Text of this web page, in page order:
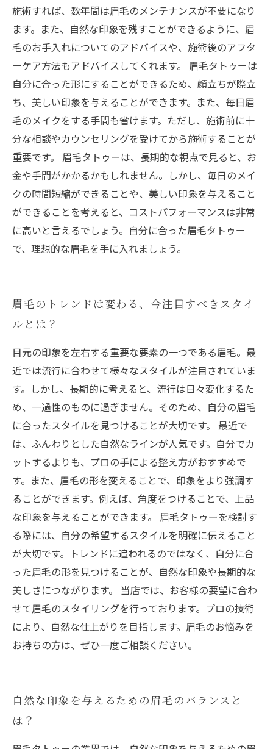
施術すれば、数年間は眉毛のメンテナンスが不要になり
ます。また、自然な印象を残すことができるように、眉
毛のお手入れについてのアドバイスや、施術後のアフタ
ーケア方法もアドバイスしてくれます。 眉毛タトゥーは
自分に合った形にすることができるため、顔立ちが際立
ち、美しい印象を与えることができます。また、毎日眉
毛のメイクをする手間も省けます。ただし、施術前に十
分な相談やカウンセリングを受けてから施術することが
重要です。 眉毛タトゥーは、長期的な視点で見ると、お
金や手間がかかるかもしれません。しかし、毎日のメイ
クの時間短縮ができることや、美しい印象を与えること
ができることを考えると、コストパフォーマンスは非常
に高いと言えるでしょう。自分に合った眉毛タトゥー
で、理想的な眉毛を手に入れましょう。
眉毛のトレンドは変わる、今注目すべきスタイ
ルとは？
目元の印象を左右する重要な要素の一つである眉毛。最
近では流行に合わせて様々なスタイルが注目されていま
す。しかし、長期的に考えると、流行は日々変化するた
め、一過性のものに過ぎません。そのため、自分の眉毛
に合ったスタイルを見つけることが大切です。 最近で
は、ふんわりとした自然なラインが人気です。自分でカ
ットするよりも、プロの手による整え方がおすすめで
す。また、眉毛の形を変えることで、印象をより強調す
ることができます。例えば、角度をつけることで、上品
な印象を与えることができます。 眉毛タトゥーを検討す
る際には、自分の希望するスタイルを明確に伝えること
が大切です。トレンドに追われるのではなく、自分に合
った眉毛の形を見つけることが、自然な印象や長期的な
美しさにつながります。 当店では、お客様の要望に合わ
せて眉毛のスタイリングを行っております。プロの技術
により、自然な仕上がりを目指します。眉毛のお悩みを
お持ちの方は、ぜひ一度ご相談ください。
自然な印象を与えるための眉毛のバランスと
は？